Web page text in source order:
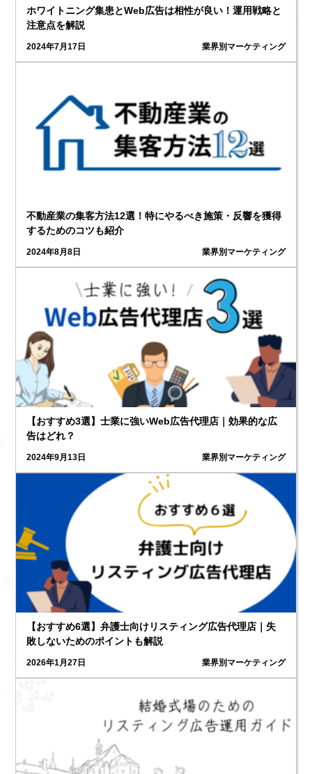
ホワイトニング集患とWeb広告は相性が良い！運用戦略と
注意点を解説
2024年7月17日 業界別マーケティング
不動産業の集客方法12選！特にやるべき施策・反響を獲得
するためのコツも紹介
2024年8月8日 業界別マーケティング
【おすすめ3選】士業に強いWeb広告代理店｜効果的な広
告はどれ？
2024年9月13日 業界別マーケティング
【おすすめ6選】弁護士向けリスティング広告代理店｜失
敗しないためのポイントも解説
2026年1月27日 業界別マーケティング